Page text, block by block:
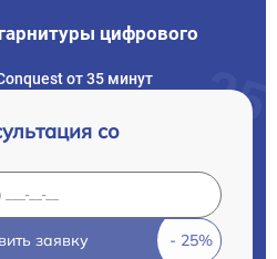
цифрового
от 35 минут
со
заявку